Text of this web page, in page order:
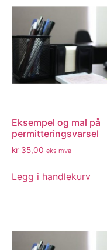
Eksempel og mal på
permitteringsvarsel
kr 35,00 eks mva
Legg i handlekurv